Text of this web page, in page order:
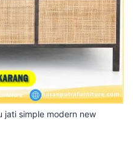
jati simple modern new